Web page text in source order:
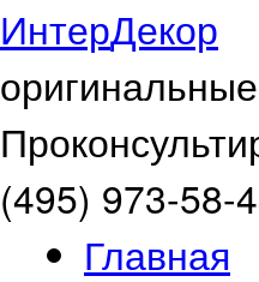
ИнтерДекор
(495) 973-58-
Главная